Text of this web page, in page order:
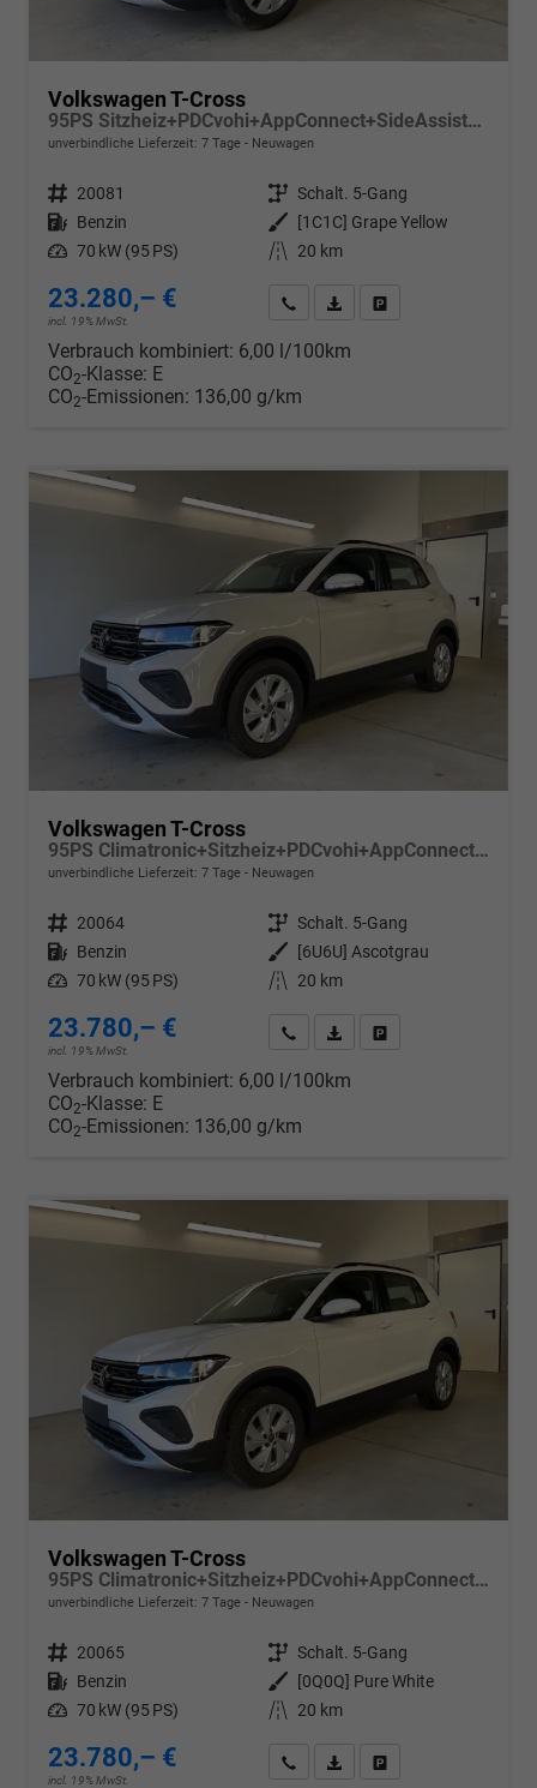
Volkswagen T-Cross
95PS Sitzheiz+PDCvohi+AppConnect+SideAssist+TravelAssist+ACC+Klima
unverbindliche Lieferzeit: 7 Tage Neuwagen
Fahrzeugnr. 20081 Getriebe Schalt. 5-Gang
Kraftstoff Benzin Außenfarbe
[1C1C] Grape Yellow
Leistung 70 kW (95 PS) Kilometerstand 20 km
23.280,– €
incl. 19% MwSt.
Wir rufen Sie anPDF-Datei, Fahrzeugexposé
Verbrauch kombiniert: 6,00 l/100km
CO2-Klasse: E
CO2-Emissionen: 136,00 g/km
Volkswagen T-Cross
95PS Climatronic+Sitzheiz+PDCvohi+AppConnect+Side+TravelAssist+ACC
unverbindliche Lieferzeit: 7 Tage Neuwagen
Fahrzeugnr. 20064 Getriebe Schalt. 5-Gang
Kraftstoff Benzin Außenfarbe
[6U6U] Ascotgrau
Leistung 70 kW (95 PS) Kilometerstand 20 km
23.780,– €
incl. 19% MwSt.
Wir rufen Sie anPDF-Datei, Fahrzeugexposé
Verbrauch kombiniert: 6,00 l/100km
CO2-Klasse: E
CO2-Emissionen: 136,00 g/km
Volkswagen T-Cross
95PS Climatronic+Sitzheiz+PDCvohi+AppConnect+Side+TravelAssist+ACC
unverbindliche Lieferzeit: 7 Tage Neuwagen
Fahrzeugnr. 20065 Getriebe Schalt. 5-Gang
Kraftstoff Benzin Außenfarbe
[0Q0Q] Pure White
Leistung 70 kW (95 PS) Kilometerstand 20 km
23.780,– €
incl. 19% MwSt.
Wir rufen Sie anPDF-Datei, Fahrzeugexposé